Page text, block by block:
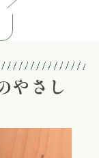
やさし